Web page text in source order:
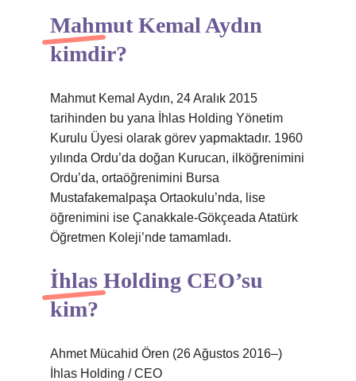
Mahmut Kemal Aydın
kimdir?
Mahmut Kemal Aydın, 24 Aralık 2015
tarihinden bu yana İhlas Holding Yönetim
Kurulu Üyesi olarak görev yapmaktadır. 1960
yılında Ordu’da doğan Kurucan, ilköğrenimini
Ordu’da, ortaöğrenimini Bursa
Mustafakemalpaşa Ortaokulu’nda, lise
öğrenimini ise Çanakkale-Gökçeada Atatürk
Öğretmen Koleji’nde tamamladı.
İhlas Holding CEO’su
kim?
Ahmet Mücahid Ören (26 Ağustos 2016–)
İhlas Holding / CEO